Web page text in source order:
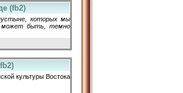
(fb2)
которых мы
может быть, темно
культуры Востока